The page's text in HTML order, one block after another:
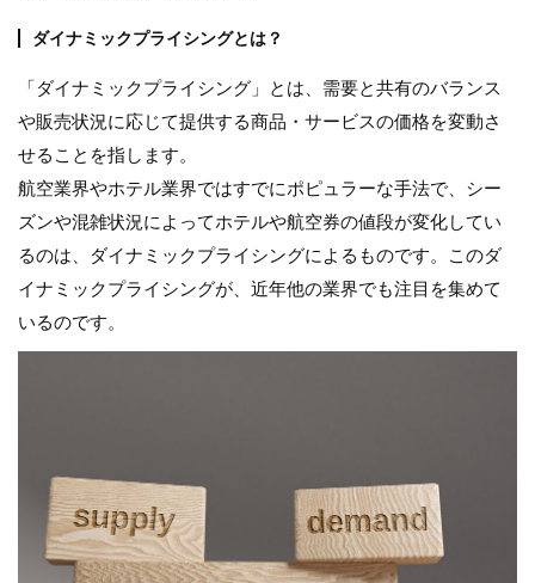
ダイナミックプライシングとは？
「ダイナミックプライシング」とは、需要と共有のバランス
や販売状況に応じて提供する商品・サービスの価格を変動さ
せることを指します。
航空業界やホテル業界ではすでにポピュラーな手法で、シー
ズンや混雑状況によってホテルや航空券の値段が変化してい
るのは、ダイナミックプライシングによるものです。このダ
イナミックプライシングが、近年他の業界でも注目を集めて
いるのです。